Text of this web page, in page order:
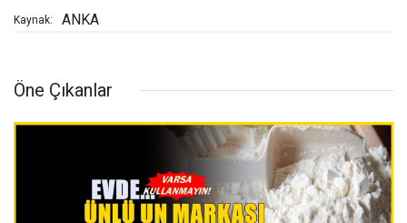
Kaynak: ANKA
Öne Çıkanlar